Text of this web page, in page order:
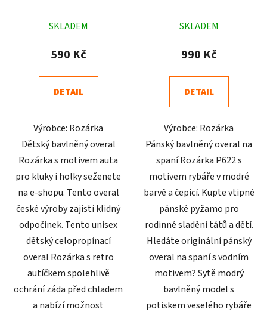
hodnocení
produktu
4,8
z
hvězdiček.
SKLADEM
590 Kč
DETAIL
Výrobce: Rozárka
Dětský bavlněný overal
Rozárka s motivem auta
pro kluky i holky seženete
na e-shopu. Tento overal
české výroby zajistí klidný
odpočinek. Tento unisex
dětský celopropínací
overal Rozárka s retro
autíčkem spolehlivě
ochrání záda před chladem
a nabízí možnost
hodnocení
produktu
4,0
z
hvězdiček.
SKLADEM
990 Kč
DETAIL
Výrobce: Rozárka
Pánský bavlněný overal na
spaní Rozárka P622 s
motivem rybáře v modré
barvě a čepicí. Kupte vtipné
pánské pyžamo pro
rodinné sladění tátů a dětí.
Hledáte originální pánský
overal na spaní s vodním
motivem? Sytě modrý
bavlněný model s
potiskem veselého rybáře